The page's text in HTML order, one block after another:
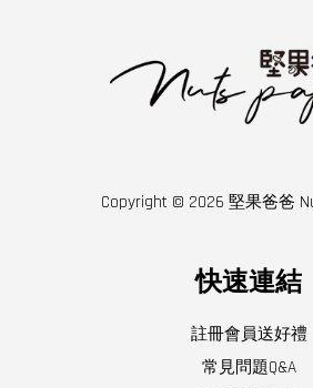
Copyright © 2026 堅果爸爸
快速連結
註冊會員送好禮
常見問題Q&A